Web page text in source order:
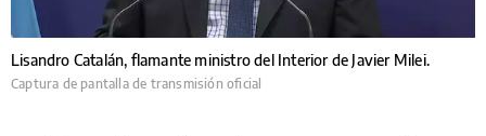
Lisandro Catalán, flamante ministro del Interior de Javier Milei.
Captura de pantalla de transmisión oficial